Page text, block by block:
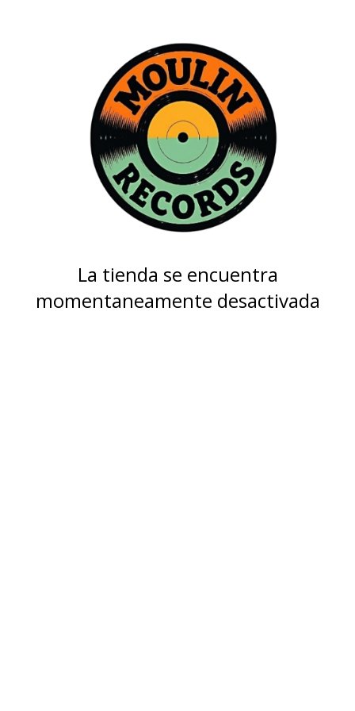
La tienda se encuentra
momentaneamente desactivada